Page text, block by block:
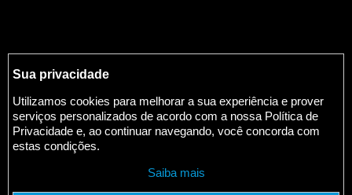
Sua privacidade
Utilizamos cookies para melhorar a sua experiência e prover
serviços personalizados de acordo com a nossa Política de
Privacidade e, ao continuar navegando, você concorda com
estas condições.
Saiba mais